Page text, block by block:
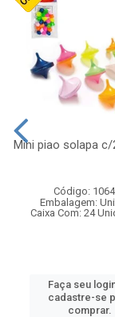
Mini piao solapa
Código:
Embalagem:
Caixa Com: 24
Faça seu
cadastre-se
comprar.